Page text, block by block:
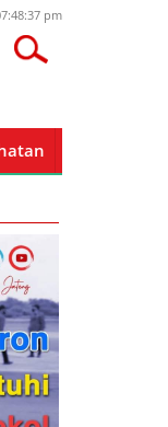
pm
Rumah